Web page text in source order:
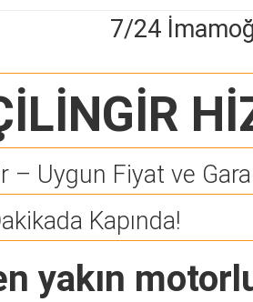
7/24
– Uygun Fiyat ve
Kapında!
yakın